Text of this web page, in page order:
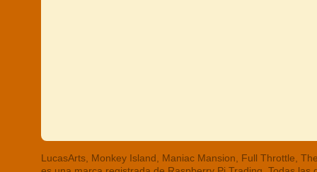
LucasArts, Monkey Island, Maniac Mansion, Full Throttle,